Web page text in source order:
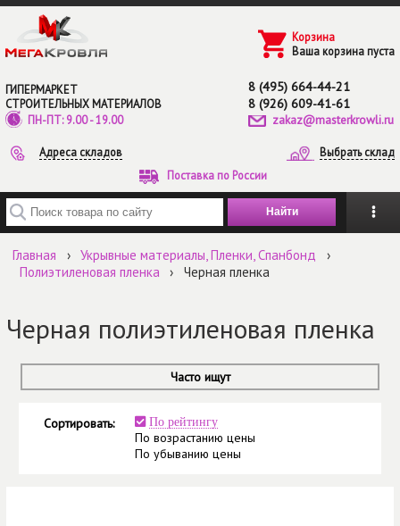
Перейти к основному содержанию
ГИПЕРМАРКЕТ
СТРОИТЕЛЬНЫХ МАТЕРИАЛОВ
ПН-ПТ: 9.00 - 19.00
8 (495) 664-44-21
8 (926) 609-41-61
zakaz@masterkrowli.ru
Адреса складов
Выбрать склад
Поставка по России
Корзина
Ваша корзина пуста
Введите ключевые слова для поиска
Главная › Укрывные материалы, Пленки, Спанбонд
›
Полиэтиленовая пленка
› Черная пленка
Черная полиэтиленовая пленка
Часто ищут
Сортировать: По рейтингу
По возрастанию цены
По убыванию цены